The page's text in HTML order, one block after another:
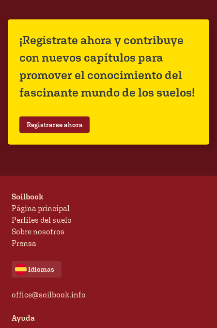
¡Regístrate ahora y contribuye
con nuevos capítulos para
promover el conocimiento del
fascinante mundo de los suelos!
Registrarse ahora
Soilbook
Página principal
Perfiles del suelo
Sobre nosotros
Prensa
Idiomas
office@soilbook.info
Ayuda